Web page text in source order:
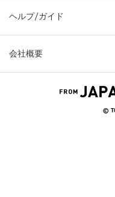
ヘルプ/ガイド
会社概要
©